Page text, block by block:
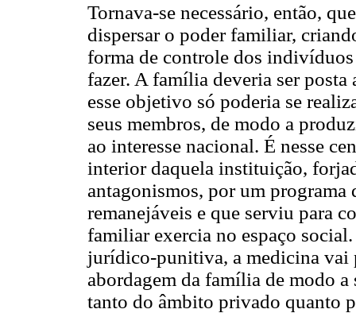
Tornava-se necessário, então,
dispersar o poder familiar,
forma de controle dos indivíduos
fazer. A família deveria ser posta
esse objetivo só poderia se
seus membros, de modo a
ao interesse nacional. É nesse
interior daquela instituição,
antagonismos, por um
remanejáveis e que serviu para
familiar exercia no espaço
jurídico-punitiva, a medicina vai
abordagem da família de modo
tanto do âmbito privado quanto